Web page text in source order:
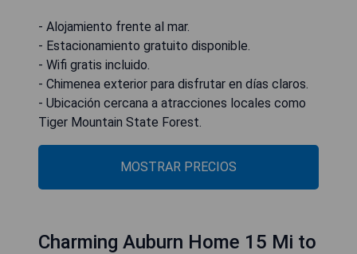
- Alojamiento frente al mar.
- Estacionamiento gratuito disponible.
- Wifi gratis incluido.
- Chimenea exterior para disfrutar en días claros.
- Ubicación cercana a atracciones locales como
Tiger Mountain State Forest.
MOSTRAR PRECIOS
Charming Auburn Home 15 Mi to